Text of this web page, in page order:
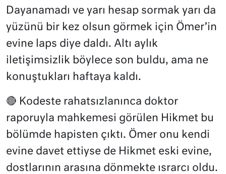
Dayanamadı ve yarı hesap sormak yarı da
yüzünü bir kez olsun görmek için Ömer’in
evine laps diye daldı. Altı aylık
iletişimsizlik böylece son buldu, ama ne
konuştukları haftaya kaldı.
🔴 Kodeste rahatsızlanınca doktor
raporuyla mahkemesi görülen Hikmet bu
bölümde hapisten çıktı. Ömer onu kendi
evine davet ettiyse de Hikmet eski evine,
dostlarının arasına dönmekte ısrarcı oldu.